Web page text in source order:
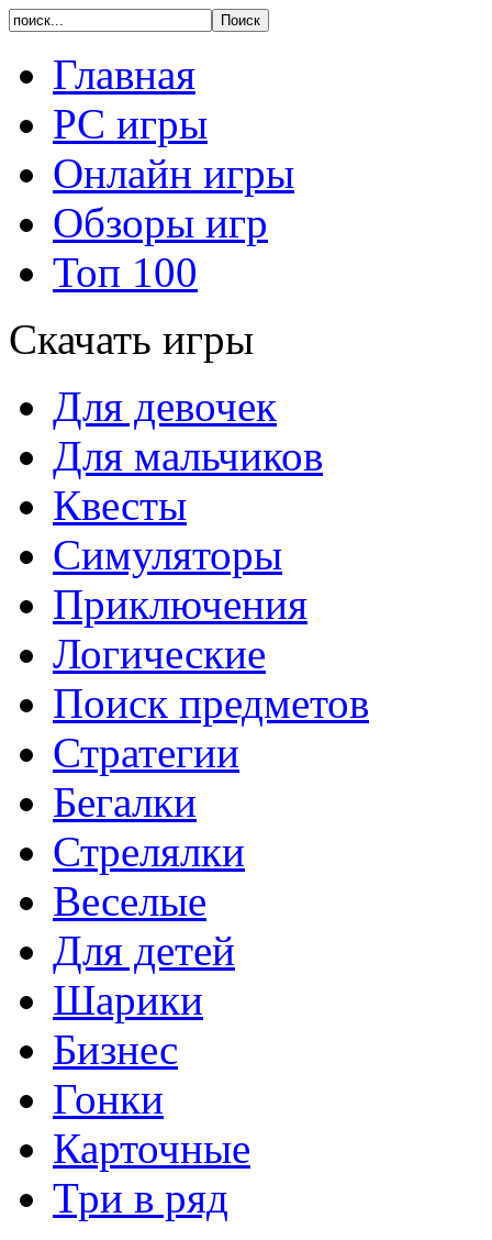
Главная
PC игры
Онлайн игры
Обзоры игр
Топ 100
Скачать игры
Для девочек
Для мальчиков
Квесты
Симуляторы
Приключения
Логические
Поиск предметов
Стратегии
Бегалки
Стрелялки
Веселые
Для детей
Шарики
Бизнес
Гонки
Карточные
Три в ряд